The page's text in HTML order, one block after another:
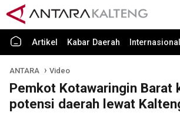
Artikel Kabar Daerah Internasional
ANTARA Video
Pemkot Kotawaringin Barat
potensi daerah lewat